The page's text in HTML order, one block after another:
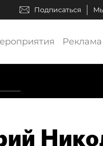
Подписаться
Реклама